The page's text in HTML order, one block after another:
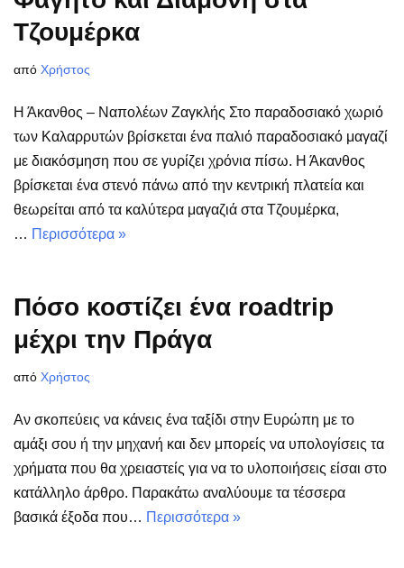
Τζουμέρκα
από Χρήστος
Η Άκανθος – Ναπολέων Ζαγκλής Στο παραδοσιακό χωριό
των Καλαρρυτών βρίσκεται ένα παλιό παραδοσιακό μαγαζί
με διακόσμηση που σε γυρίζει χρόνια πίσω. Η Άκανθος
βρίσκεται ένα στενό πάνω από την κεντρική πλατεία και
θεωρείται από τα καλύτερα μαγαζιά στα Τζουμέρκα,
… Περισσότερα »
Πόσο κοστίζει ένα roadtrip
μέχρι την Πράγα
από Χρήστος
Αν σκοπεύεις να κάνεις ένα ταξίδι στην Ευρώπη με το
αμάξι σου ή την μηχανή και δεν μπορείς να υπολογίσεις τα
χρήματα που θα χρειαστείς για να το υλοποιήσεις είσαι στο
κατάλληλο άρθρο. Παρακάτω αναλύουμε τα τέσσερα
βασικά έξοδα που… Περισσότερα »